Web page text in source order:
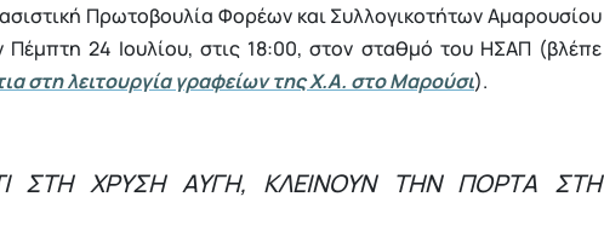
Πρωτοβουλία Φορέων και Συλλογικοτήτων Αμαρουσίου
Πέμπτη 24 Ιουλίου, στις 18:00, στον σταθμό του ΗΣΑΠ (βλέπε
στη λειτουργία γραφείων της Χ.Α. στο Μαρούσι).
ΣΤΗ ΧΡΥΣΗ ΑΥΓΗ, ΚΛΕΙΝΟΥΝ ΤΗΝ ΠΟΡΤΑ ΣΤΗ